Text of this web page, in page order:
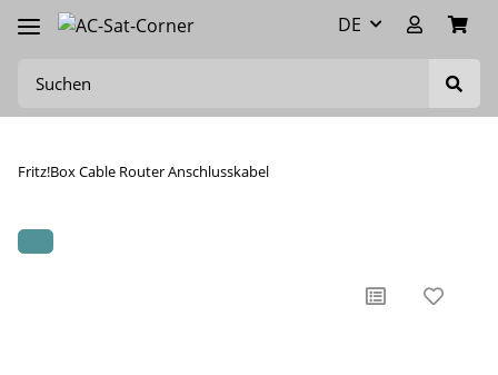
DE
Fritz!Box Cable Router Anschlusskabel